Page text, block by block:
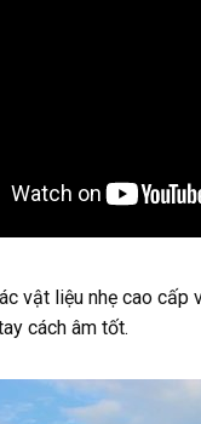
vật liệu nhẹ cao
cách âm tốt.